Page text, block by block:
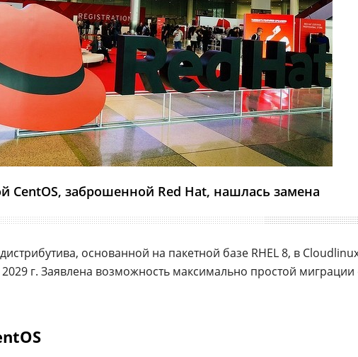
CentOS, заброшенной Red Hat, нашлась замена
основанной на пакетной базе RHEL 8, в
г. Заявлена возможность максимально простой миграции